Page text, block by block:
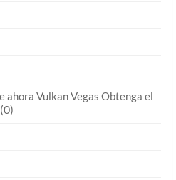
ahora Vulkan Vegas Obtenga el
(0)